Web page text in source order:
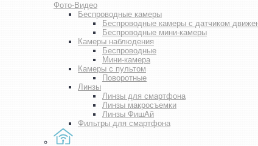
Фото-Видео
Беспроводные камеры
Беспроводные камеры с датчиком
Беспроводные мини-камеры
Камеры наблюдения
Беспроводные
Мини-камера
Камеры с пультом
Поворотные
Линзы
Линзы для смартфона
Линзы макросъемки
Линзы ФишАй
Фильтры для смартфона